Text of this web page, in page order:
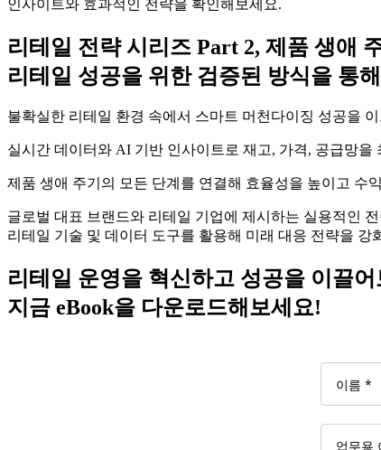
인사이트와 효과적인 전략을 확인해보세요.
리테일 전략 시리즈 Part 2, 제품 생애
리테일 성공을 위한 검증된 방식을 통
불확실한 리테일 환경 속에서 스마트 머천다이징 성공을
실시간 데이터와 AI 기반 인사이트로 재고, 가격, 공급망을
제품 생애 주기의 모든 단계를 연결해 효율성을 높이고 수
글로벌 대표 브랜드와 리테일 기업에 제시하는 실용적인
리테일 기술 및 데이터 도구를 활용해 미래 대응 전략을 강
리테일 운영을 혁신하고 성공을 이끌어
지금 eBook을 다운로드해보세요!